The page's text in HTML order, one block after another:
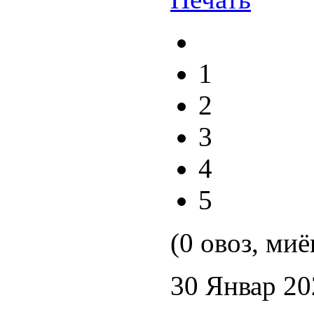
1
2
3
4
5
(0 овоз,
30 Январ